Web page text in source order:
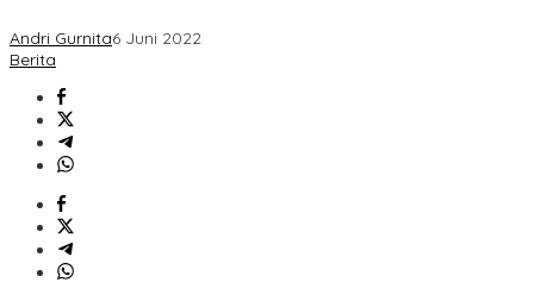
Andri Gurnita6 Juni 2022
Berita